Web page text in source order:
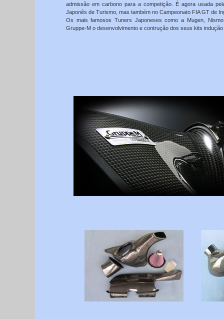
admissão em carbono para a competição. É agora usada
Japonês de Turismo, mas também no Campeonato FIA GT de
Os mais famosos Tuners Japoneses como a Mugen,
Gruppe-M o desenvolvimento e contrução dos seus kits